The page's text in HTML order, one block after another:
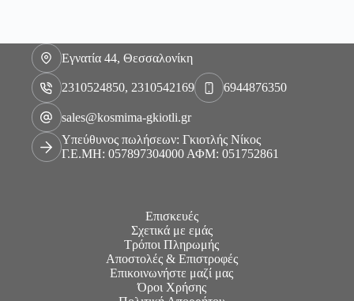
Εγνατία 44, Θεσσαλονίκη
2310524850, 2310542169 6944876350
sales@kosmima-gkiotli.gr
Υπεύθυνος πωλήσεων: Γκιοτλής Νίκος
Γ.Ε.ΜΗ: 057897304000 ΑΦΜ: 051752861
Επισκευές
Σχετικά με εμάς
Τρόποι Πληρωμής
Αποστολές & Επιστροφές
Επικοινωνήστε μαζί μας
Όροι Χρήσης